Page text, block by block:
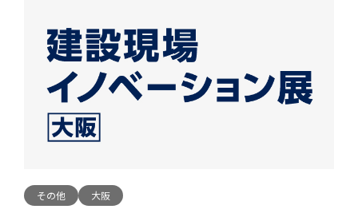
その他 大阪